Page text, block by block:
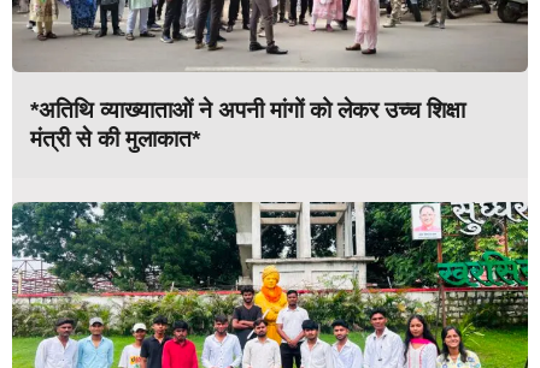
*अतिथि व्याख्याताओं ने अपनी मांगों को लेकर उच्च शिक्षा
मंत्री से की मुलाकात*